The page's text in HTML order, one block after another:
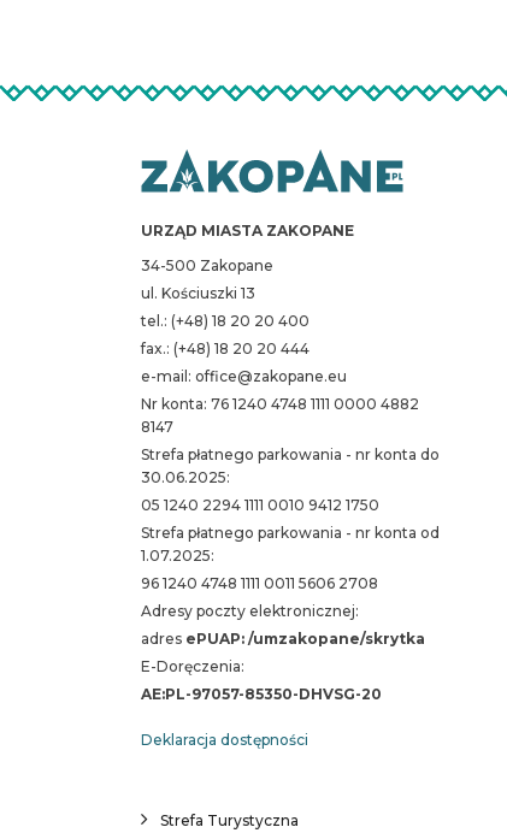
URZĄD MIASTA ZAKOPANE
34-500 Zakopane
ul. Kościuszki 13
tel.: (+48) 18 20 20 400
fax.: (+48) 18 20 20 444
e-mail: office@zakopane.eu
Nr konta: 76 1240 4748 1111 0000 4882
8147
Strefa płatnego parkowania - nr konta do
30.06.2025:
05 1240 2294 1111 0010 9412 1750
Strefa płatnego parkowania - nr konta od
1.07.2025:
96 1240 4748 1111 0011 5606 2708
Adresy poczty elektronicznej:
adres ePUAP: /umzakopane/skrytka
E-Doręczenia:
AE:PL-97057-85350-DHVSG-20
Deklaracja dostępności
Strefa Turystyczna